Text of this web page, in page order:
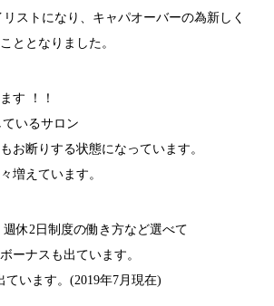
ストになり、キャパオーバーの為新しく
ととなりました。
す ！！
いるサロン
お断りする状態になっています。
増えています。
休2日制度の働き方など選べて
ーナスも出ています。
ています。(2019年7月現在)